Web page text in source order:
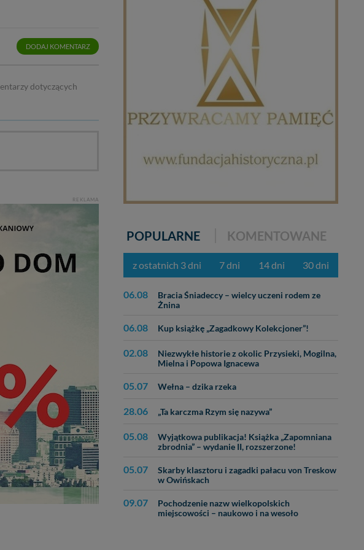
DODAJ KOMENTARZ
dotyczących
REKLAMA
POPULARNE KOMENTOWANE
z ostatnich 3 dni 7 dni 14 dni 30 dni
06.08
Bracia Śniadeccy – wielcy uczeni rodem ze
Żnina
06.08 Kup książkę „Zagadkowy Kolekcjoner”!
02.08
Niezwykłe historie z okolic Przysieki, Mogilna,
Mielna i Popowa Ignacewa
05.07 Wełna – dzika rzeka
28.06 „Ta karczma Rzym się nazywa”
05.08
Wyjątkowa publikacja! Książka „Zapomniana
zbrodnia” – wydanie II, rozszerzone!
05.07
Skarby klasztoru i zagadki pałacu von Treskow
w Owińskach
09.07
Pochodzenie nazw wielkopolskich
miejscowości – naukowo i na wesoło
- na weekend, wycieczkę, wakacje...